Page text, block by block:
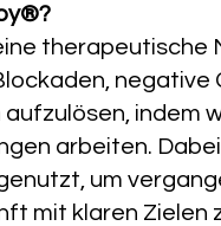
therapeutische
negative
indem
arbeiten.
um
mit klaren Zielen